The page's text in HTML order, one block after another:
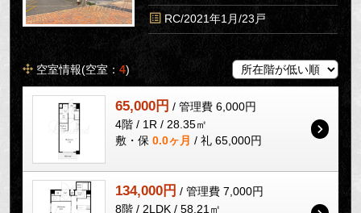
RC/2021年1月/23戸
空室情報(空室：4)
65,000円 / 管理費 6,000円
4階 / 1R / 28.35㎡
敷・保 0.0ヶ月 / 礼 65,000円
134,000円 / 管理費 7,000円
8階 / 2LDK / 58.21㎡